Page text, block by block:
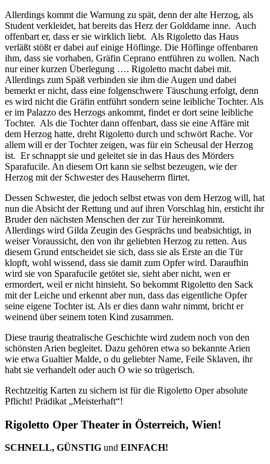
Allerdings kommt die Warnung zu spät, denn der alte Herzog, als
Student verkleidet, hat bereits das Herz der Golddame inne. Auch
offenbart er, dass er sie wirklich liebt. Als Rigoletto das Haus
verläßt stößt er dabei auf einige Höflinge. Die Höflinge offenbaren
ihm, dass sie vorhaben, Gräfin Ceprano entführen zu wollen. Nach
nur einer kurzen Überlegung …. Rigoletto macht dabei mit.
Allerdings zum Späß verbinden sie ihm die Augen und dabei
bemerkt er nicht, dass eine folgenschwere Täuschung erfolgt, denn
es wird nicht die Gräfin entführt sondern seine leibliche Tochter. Als
er im Palazzo des Herzogs ankommt, findet er dort seine leibliche
Tochter. Als die Tochter dann offenbart, dass sie eine Affäre mit
dem Herzog hatte, dreht Rigoletto durch und schwört Rache. Vor
allem will er der Tochter zeigen, was für ein Scheusal der Herzog
ist. Er schnappt sie und geleitet sie in das Haus des Mörders
Sparafucile. An diesem Ort kann sie selbst bezeugen, wie der
Herzog mit der Schwester des Hauseherrn flirtet.
Dessen Schwester, die jedoch selbst etwas von dem Herzog will, hat
nun die Absicht der Rettung und auf ihren Vorschlag hin, ersticht ihr
Bruder den nächsten Menschen der zur Tür hereinkommt.
Allerdings wird Gilda Zeugin des Gesprächs und beabsichtigt, in
weiser Voraussicht, den von ihr geliebten Herzog zu retten. Aus
diesem Grund entscheidet sie sich, dass sie als Erste an die Tür
klopft, wohl wissend, dass sie damit zum Opfer wird. Daraufhin
wird sie von Sparafucile getötet sie, sieht aber nicht, wen er
ermordert, weil er nicht hinsieht. So bekommt Rigoletto den Sack
mit der Leiche und erkennt aber nun, dass das eigentliche Opfer
seine eigene Tochter ist. Als er dies dann wahr nimmt, bricht er
weinend über seinem toten Kind zusammen.
Diese traurig theatralische Geschichte wird zudem noch von den
schönsten Arien begleitet. Dazu gehören etwa so bekannte Arien
wie etwa Gualtier Malde, o du geliebter Name, Feile Sklaven, ihr
habt sie verhandelt oder auch O wie so trügerisch.
Rechtzeitig Karten zu sichern ist für die Rigoletto Oper absolute
Pflicht! Prädikat „Meisterhaft“!
Rigoletto Oper Theater in Österreich, Wien!
SCHNELL, GÜNSTIG und EINFACH!